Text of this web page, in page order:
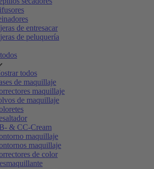
de entresacar
de peluquería
todos
de maquillaje
maquillaje
de maquillaje
& CC-Cream
maquillaje
maquillaje
de color